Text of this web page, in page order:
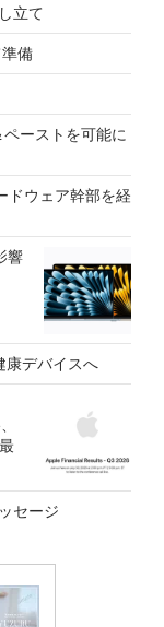
立て
備
ーストを可能に
ドウェア幹部を経
響
康デバイスへ
セージ